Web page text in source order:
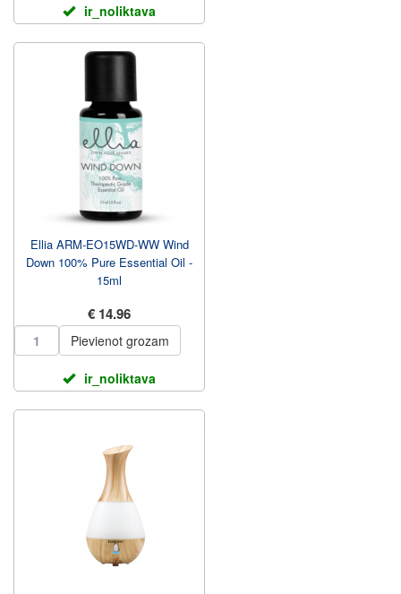
ir_noliktava
Ellia ARM-EO15WD-WW Wind
Down 100% Pure Essential Oil -
15ml
€ 14.96
Pievienot grozam
ir_noliktava